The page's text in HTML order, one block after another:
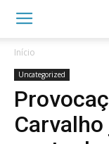
Início
Uncategorized